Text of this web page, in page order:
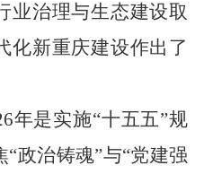
业治理与生态建设取
化新重庆建设作出了
年是实施“十五五”规
“政治铸魂”与“党建强